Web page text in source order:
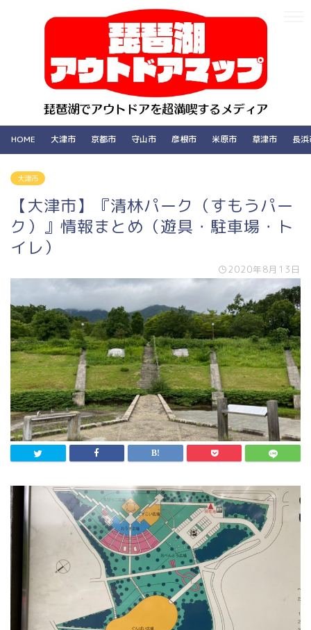
HOME 大津市 京都市 守山市 彦根市 米原市 草津市 長
大津市
【大津市】『清林パーク（すもうパー
ク）』情報まとめ（遊具・駐車場・ト
イレ）
2020年8月13日